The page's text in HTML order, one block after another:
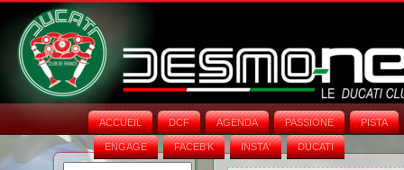
ACCUEIL DCF AGENDA PASSIONE PISTA
ENGAGE FACEB'K INSTA‘ DUCATI